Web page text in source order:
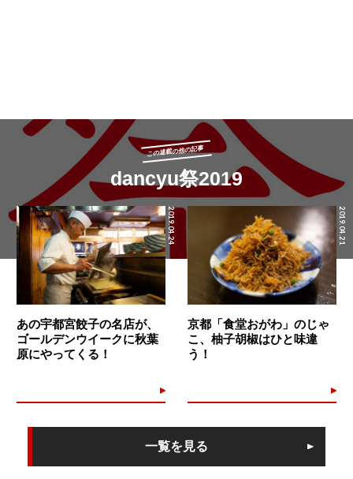
この連載の他の記事
dancyu祭2019
2019.04.24
あの宇都宮餃子の名店が、
ゴールデンウイークに秋葉
原にやってくる！
2019.04.21
京都「食堂おがわ」のじゃ
こ、柚子胡椒はひと味違
う！
一覧を見る